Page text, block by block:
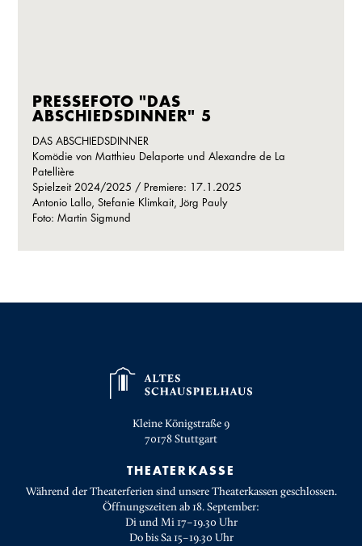
PRESSEFOTO "DAS
ABSCHIEDSDINNER" 5
DAS ABSCHIEDSDINNER
Komödie von Matthieu Delaporte und Alexandre de La
Patellière
Spielzeit 2024/2025 / Premiere: 17.1.2025
Antonio Lallo, Stefanie Klimkait, Jörg Pauly
Foto: Martin Sigmund
Kleine Königstraße 9
70178Stuttgart
THEATERKASSE
Während der Theaterferien sind unsere Theaterkassen geschlossen.
Öffnungszeiten ab 18. September:
Di und Mi 17–19.30 Uhr
Do bis Sa 15–19.30 Uhr